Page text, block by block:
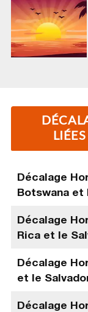
Décalage
Botswana et
Décalage
Rica et le
Décalage
et le
Décalage